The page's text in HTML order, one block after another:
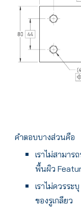
คำตอบบางส่วนคือ
เราไม่สามา
พื้นผิว
เราไม่ควรร
ของรูเกลียว